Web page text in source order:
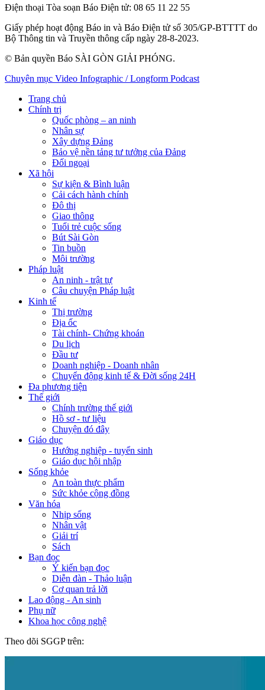
Điện thoại Tòa soạn Báo Điện tử: 08 65 11 22 55
Giấy phép hoạt động Báo in và Báo Điện tử số 305/GP-BTTTT do
Bộ Thông tin và Truyền thông cấp ngày 28-8-2023.
© Bản quyền Báo SÀI GÒN GIẢI PHÓNG.
Chuyên mục Video Infographic / Longform Podcast
Trang chủ
Chính trị
Quốc phòng – an ninh
Nhân sự
Xây dựng Đảng
Bảo vệ nền tảng tư tưởng của Đảng
Đối ngoại
Xã hội
Sự kiện & Bình luận
Cải cách hành chính
Đô thị
Giao thông
Tuổi trẻ cuộc sống
Bút Sài Gòn
Tin buồn
Môi trường
Pháp luật
An ninh - trật tự
Câu chuyện Pháp luật
Kinh tế
Thị trường
Địa ốc
Tài chính- Chứng khoán
Du lịch
Đầu tư
Doanh nghiệp - Doanh nhân
Chuyển động kinh tế & Đời sống 24H
Đa phương tiện
Thế giới
Chính trường thế giới
Hồ sơ - tư liệu
Chuyện đó đây
Giáo dục
Hướng nghiệp - tuyển sinh
Giáo dục hội nhập
Sống khỏe
An toàn thực phẩm
Sức khỏe cộng đồng
Văn hóa
Nhịp sống
Nhân vật
Giải trí
Sách
Bạn đọc
Ý kiến bạn đọc
Diễn đàn - Thảo luận
Cơ quan trả lời
Lao động - An sinh
Phụ nữ
Khoa học công nghệ
Theo dõi SGGP trên: